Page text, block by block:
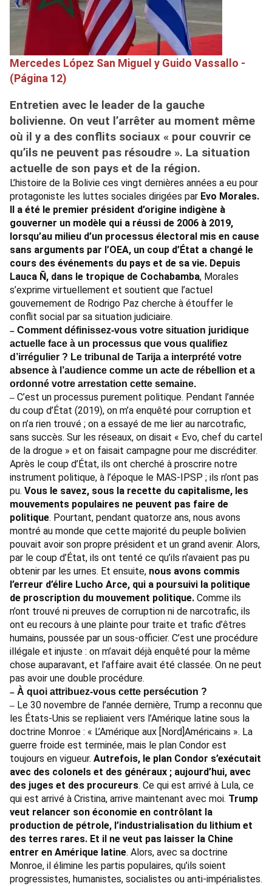
Mercedes López San Miguel y Guido Vassallo -
(Página 12)
Entretien avec le leader de la gauche
bolivienne. On veut l’arrêter au moment même
où il y a des conflits sociaux « pour couvrir ce
qu’ils ne peuvent pas résoudre ». La situation
actuelle de son pays et de la région.
L’histoire de la Bolivie ces vingt dernières années a eu pour
protagoniste les luttes sociales dirigées par Evo Morales.
Il a été le premier président d’origine indigène à
gouverner un modèle qui a réussi de 2006 à 2019,
lorsqu’au milieu d’un processus électoral mis en cause
sans arguments par l’OEA, un coup d’État a changé le
cours des événements du pays et de sa vie. Depuis
Lauca Ñ, dans le tropique de Cochabamba, Morales
s’exprime virtuellement et soutient que l’actuel
gouvernement de Rodrigo Paz cherche à étouffer le
conflit social par sa situation judiciaire.
– Comment définissez-vous votre situation juridique
actuelle face à un processus que vous qualifiez
d’irrégulier ? Le tribunal de Tarija a interprété votre
absence à l’audience comme un acte de rébellion et a
ordonné votre arrestation cette semaine.
– C’est un processus purement politique. Pendant l’année
du coup d’État (2019), on m’a enquêté pour corruption et
on n’a rien trouvé ; on a essayé de me lier au narcotrafic,
sans succès. Sur les réseaux, on disait « Evo, chef du cartel
de la drogue » et on faisait campagne pour me discréditer.
Après le coup d’État, ils ont cherché à proscrire notre
instrument politique, à l’époque le MAS-IPSP ; ils n’ont pas
pu. Vous le savez, sous la recette du capitalisme, les
mouvements populaires ne peuvent pas faire de
politique. Pourtant, pendant quatorze ans, nous avons
montré au monde que cette majorité du peuple bolivien
pouvait avoir son propre président et un grand avenir. Alors,
par le coup d’État, ils ont tenté ce qu’ils n’avaient pas pu
obtenir par les urnes. Et ensuite, nous avons commis
l’erreur d’élire Lucho Arce, qui a poursuivi la politique
de proscription du mouvement politique. Comme ils
n’ont trouvé ni preuves de corruption ni de narcotrafic, ils
ont eu recours à une plainte pour traite et trafic d’êtres
humains, poussée par un sous-officier. C’est une procédure
illégale et injuste : on m’avait déjà enquêté pour la même
chose auparavant, et l’affaire avait été classée. On ne peut
pas avoir une double procédure.
– À quoi attribuez-vous cette persécution ?
– Le 30 novembre de l’année dernière, Trump a reconnu que
les États-Unis se repliaient vers l’Amérique latine sous la
doctrine Monroe : « L’Amérique aux [Nord]Américains ». La
guerre froide est terminée, mais le plan Condor est
toujours en vigueur. Autrefois, le plan Condor s’exécutait
avec des colonels et des généraux ; aujourd’hui, avec
des juges et des procureurs. Ce qui est arrivé à Lula, ce
qui est arrivé à Cristina, arrive maintenant avec moi. Trump
veut relancer son économie en contrôlant la
production de pétrole, l’industrialisation du lithium et
des terres rares. Et il ne veut pas laisser la Chine
entrer en Amérique latine. Alors, avec sa doctrine
Monroe, il élimine les partis populaires, qu’ils soient
progressistes, humanistes, socialistes ou anti-impérialistes.